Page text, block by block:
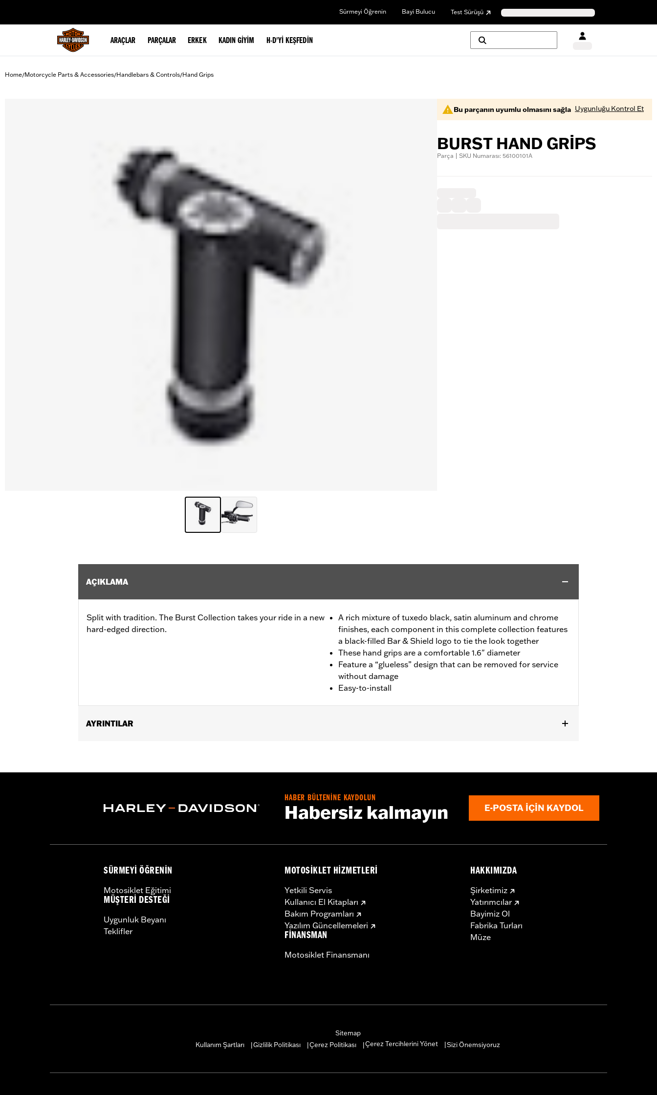
Sürmeyi Öğrenin Bayi Bulucu Test Sürüşü
ARAÇLAR PARÇALAR ERKEK KADIN GIYIM H-D'YI KEŞFEDIN
Home/Motorcycle Parts & Accessories/Handlebars & Controls/Hand Grips
Bu parçanın uyumlu olmasını sağla Uygunluğu Kontrol Et
BURST HAND GRIPS
Parça | SKU Numarası: 56100101A
AÇIKLAMA
Split with tradition. The Burst Collection takes your ride in a new
hard-edged direction.
A rich mixture of tuxedo black, satin aluminum and chrome
finishes, each component in this complete collection features
a black-filled Bar & Shield logo to tie the look together
These hand grips are a comfortable 1.6" diameter
Feature a “glueless” design that can be removed for service
without damage
Easy-to-install
AYRINTILAR
Installation Instructions
Material Diameter UOM: Inches
HABER BÜLTENİNE KAYDOLUN
Habersiz kalmayın E-POSTA IÇIN KAYDOL
SÜRMEYI ÖĞRENIN
Motosiklet Eğitimi
MÜŞTERI DESTEĞI
Uygunluk Beyanı
Teklifler
MOTOSIKLET HIZMETLERI
Yetkili Servis
Kullanıcı El Kitapları
Bakım Programları
Yazılım Güncellemeleri
FINANSMAN
Motosiklet Finansmanı
HAKKIMIZDA
Şirketimiz
Yatırımcılar
Bayimiz Ol
Fabrika Turları
Müze
Sitemap
Kullanım Şartları
Gizlilik Politikası Çerez Politikası Çerez Tercihlerini Yönet Sizi Önemsiyoruz